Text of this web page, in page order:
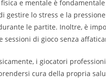
e mentale è
gestire lo stress e la
le partite. Inoltre, è
sessioni di gioco senza
i giocatori
cura della propria